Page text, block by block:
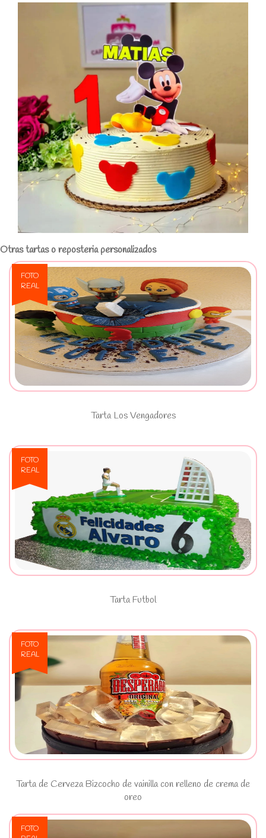
Otras tartas o reposteria personalizados
FOTO
REAL
Ver Tarta Los Vengadores
Tarta Los Vengadores
FOTO
REAL
Ver Tarta Futbol
Tarta Futbol
FOTO
REAL
Ver Tarta de Cerveza Bizcocho de
vainilla con relleno de crema de
oreo
Tarta de Cerveza Bizcocho de vainilla con relleno de crema de
oreo
FOTO